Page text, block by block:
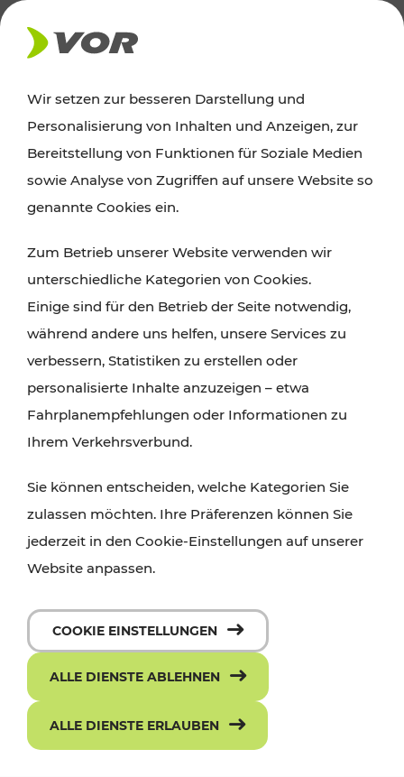
AKTUELLES
News
Alle wichtigen Meldungen zu Fahrplanänderungen,
finden Sie hier im Überblick.
Wir setzen zur besseren Darstellung und
Personalisierung von Inhalten und Anzeigen, zur
Bereitstellung von Funktionen für Soziale Medien
sowie Analyse von Zugriffen auf unsere Website so
genannte Cookies ein.
Zum Betrieb unserer Website verwenden wir
unterschiedliche Kategorien von Cookies.
Einige sind für den Betrieb der Seite notwendig,
während andere uns helfen, unsere Services zu
verbessern, Statistiken zu erstellen oder
personalisierte Inhalte anzuzeigen – etwa
Fahrplanempfehlungen oder Informationen zu
Ihrem Verkehrsverbund.
Sie können entscheiden, welche Kategorien Sie
zulassen möchten. Ihre Präferenzen können Sie
jederzeit in den Cookie-Einstellungen auf unserer
Website anpassen.
COOKIE EINSTELLUNGEN
ALLE DIENSTE ABLEHNEN
ALLE DIENSTE ERLAUBEN